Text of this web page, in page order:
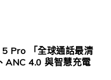
Pro 「全球通話最清
ANC 4.0 與智慧充電